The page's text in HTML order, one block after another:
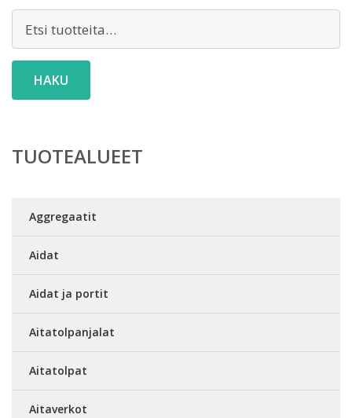
HAKU
TUOTEALUEET
Aggregaatit
Aidat
Aidat ja portit
Aitatolpanjalat
Aitatolpat
Aitaverkot